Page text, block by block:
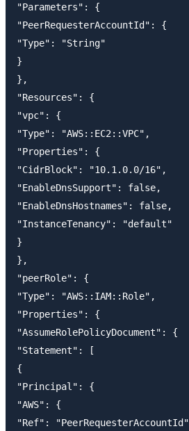
"Parameters": {
"PeerRequesterAccountId": {
"Type": "String"
}
},
"Resources": {
"vpc": {
"Type": "AWS::EC2::VPC",
"Properties": {
"CidrBlock": "10.1.0.0/16",
"EnableDnsSupport": false,
"EnableDnsHostnames": false,
"InstanceTenancy": "default"
}
},
"peerRole": {
"Type": "AWS::IAM::Role",
"Properties": {
"AssumeRolePolicyDocument": {
"Statement": [
{
"Principal": {
"AWS": {
"Ref": "PeerRequesterAccountId"